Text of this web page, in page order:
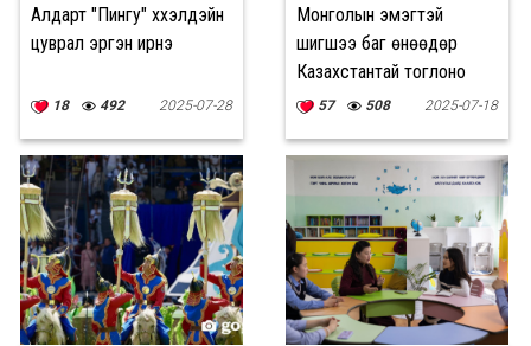
Алдарт "Пингу" хүүхэлдэйн
цуврал эргэн ирнэ
18 492 2025-07-28
Монголын эмэгтэй
шигшээ баг өнөөдөр
Казахстантай тоглоно
57 508 2025-07-18